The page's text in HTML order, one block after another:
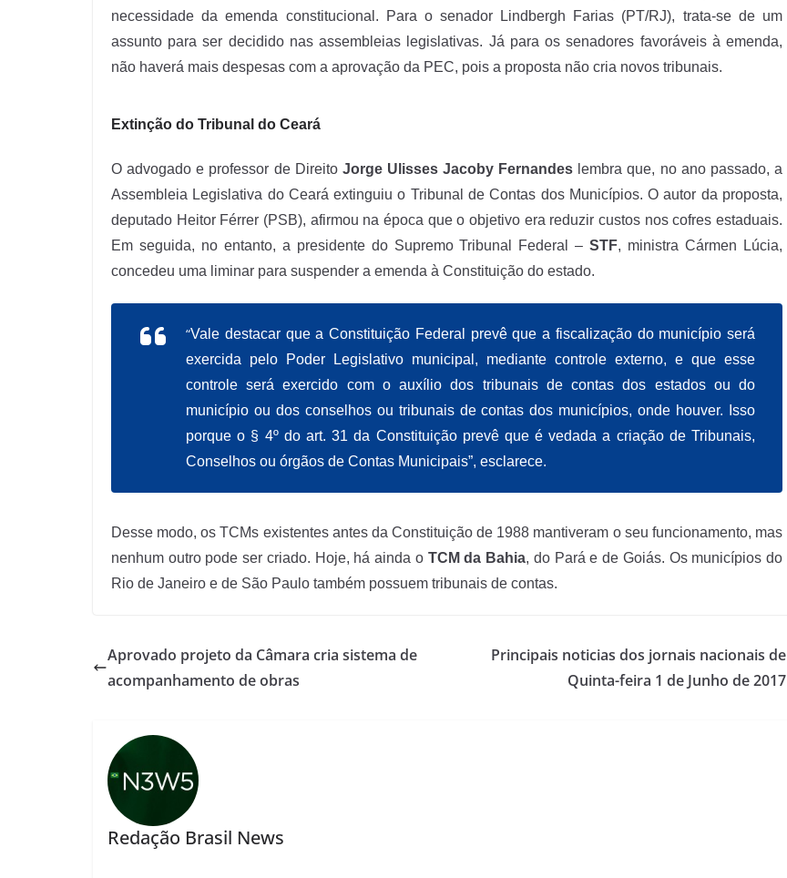
necessidade da emenda constitucional. Para o senador Lindbergh Farias (PT/RJ), trata-se de um
assunto para ser decidido nas assembleias legislativas. Já para os senadores favoráveis à emenda,
não haverá mais despesas com a aprovação da PEC, pois a proposta não cria novos tribunais.
Extinção do Tribunal do Ceará
O advogado e professor de Direito Jorge Ulisses Jacoby Fernandes lembra que, no ano passado, a
Assembleia Legislativa do Ceará extinguiu o Tribunal de Contas dos Municípios. O autor da proposta,
deputado Heitor Férrer (PSB), afirmou na época que o objetivo era reduzir custos nos cofres estaduais.
Em seguida, no entanto, a presidente do Supremo Tribunal Federal –STF, ministra Cármen Lúcia,
concedeu uma liminar para suspender a emenda à Constituição do estado.
“Vale destacar que a Constituição Federal prevê que a fiscalização do município será
exercida pelo Poder Legislativo municipal, mediante controle externo, e que esse
controle será exercido com o auxílio dos tribunais de contas dos estados ou do
município ou dos conselhos ou tribunais de contas dos municípios, onde houver. Isso
porque o § 4º do art. 31 da Constituição prevê que é vedada a criação de Tribunais,
Conselhos ou órgãos de Contas Municipais”, esclarece.
Desse modo, os TCMs existentes antes da Constituição de 1988 mantiveram o seu funcionamento, mas
nenhum outro pode ser criado. Hoje, há ainda o TCM da Bahia, do Pará e de Goiás. Os municípios do
Rio de Janeiro e de São Paulo também possuem tribunais de contas.
Aprovado projeto da Câmara cria sistema de
acompanhamento de obras
Principais noticias dos jornais nacionais de
Quinta-feira 1 de Junho de 2017
Redação Brasil News